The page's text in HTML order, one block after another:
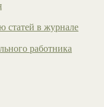
статей в журнале
работника